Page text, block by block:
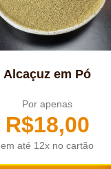
Alcaçuz em Pó
Por apenas
R$18,00
em até 12x no cartão